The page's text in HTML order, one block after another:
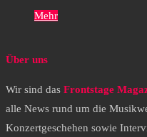
Mehr
Über uns
Wir sind das Frontstage
alle News rund um die
Konzertgeschehen sowie